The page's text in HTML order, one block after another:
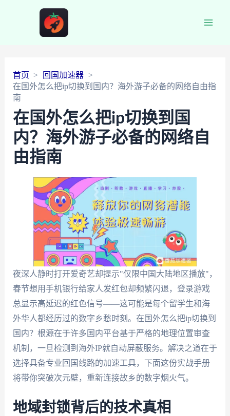
首页
回国加速器
在国外怎么把ip切换到国内？海外游子必备的网络自由指
南
在国外怎么把ip切换到国
内？海外游子必备的网络自
由指南
夜深人静时打开爱奇艺却提示"仅限中国大陆地区播放"，
春节想用手机银行给家人发红包却频繁闪退，登录游戏
总显示高延迟的红色信号——这可能是每个留学生和海
外华人都经历过的数字乡愁时刻。在国外怎么把ip切换到
国内？根源在于许多国内平台基于严格的地理位置审查
机制，一旦检测到海外IP就自动屏蔽服务。解决之道在于
选择具备专业回国线路的加速工具，下面这份实战手册
将带你突破次元壁，重新连接故乡的数字烟火气。
地域封锁背后的技术真相